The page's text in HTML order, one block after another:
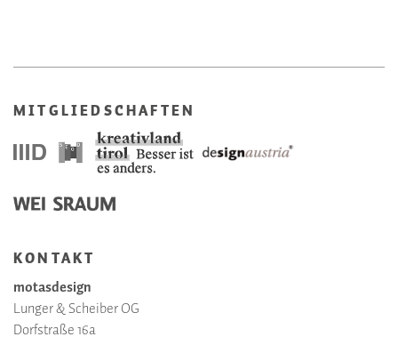
MITGLIEDSCHAFTEN
KONTAKT
motasdesign
Lunger & Scheiber OG
Dorfstraße 16a